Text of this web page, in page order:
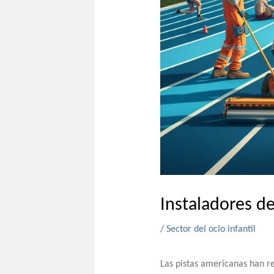
Instaladores
/ Sector del ocio infantil
Las pistas americanas han